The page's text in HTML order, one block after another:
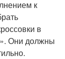
к
в
Они должны